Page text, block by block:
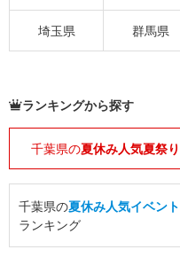
埼玉県 群馬県
ランキングから探す
千葉県の夏休み人気夏祭り
千葉県の夏休み人気イベント
ランキング